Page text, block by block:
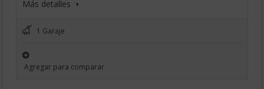
Más detalles
1 Garaje
Agregar para comparar